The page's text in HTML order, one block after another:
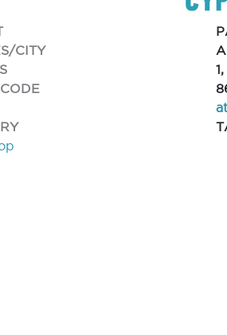
CITY